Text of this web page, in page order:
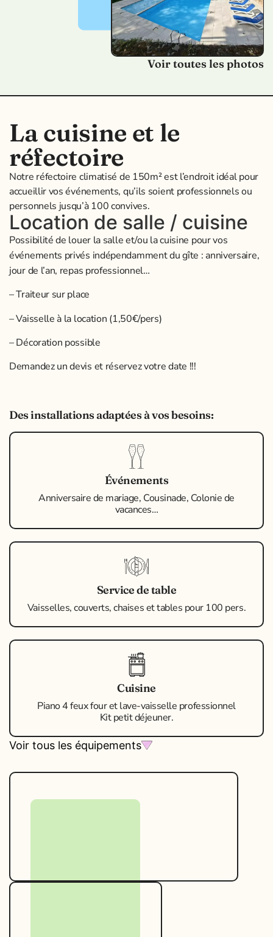
Voir toutes les photos
La cuisine et le
réfectoire
Notre réfectoire climatisé de 150m² est l’endroit idéal pour
accueillir vos événements, qu’ils soient professionnels ou
personnels jusqu’à 100 convives.
Location de salle / cuisine
Possibilité de louer la salle et/ou la cuisine pour vos
événements privés indépendamment du gîte : anniversaire,
jour de l’an, repas professionnel…
– Traiteur sur place
– Vaisselle à la location (1,50€/pers)
– Décoration possible
Demandez un devis et réservez votre date !!!
Des installations adaptées à vos besoins:
Événements
Anniversaire de mariage, Cousinade, Colonie de
vacances…
Service de table
Vaisselles, couverts, chaises et tables pour 100 pers.
Cuisine
Piano 4 feux four et lave-vaisselle professionnel
Kit petit déjeuner.
Voir tous les équipements